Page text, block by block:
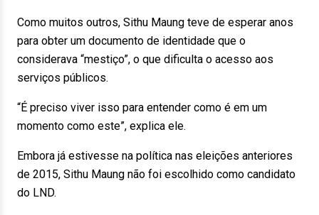
Como muitos outros, Sithu Maung teve de esperar anos
para obter um documento de identidade que o
considerava “mestiço”, o que dificulta o acesso aos
serviços públicos.
“É preciso viver isso para entender como é em um
momento como este”, explica ele.
Embora já estivesse na política nas eleições anteriores
de 2015, Sithu Maung não foi escolhido como candidato
do LND.